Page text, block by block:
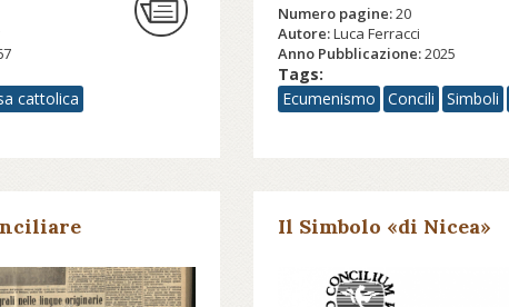
cattolica
Numero pagine:20
Autore:Luca Ferracci
Anno Pubblicazione:2025
Tags:
Ecumenismo
Concili Simboli
Il Simbolo «di Nicea»